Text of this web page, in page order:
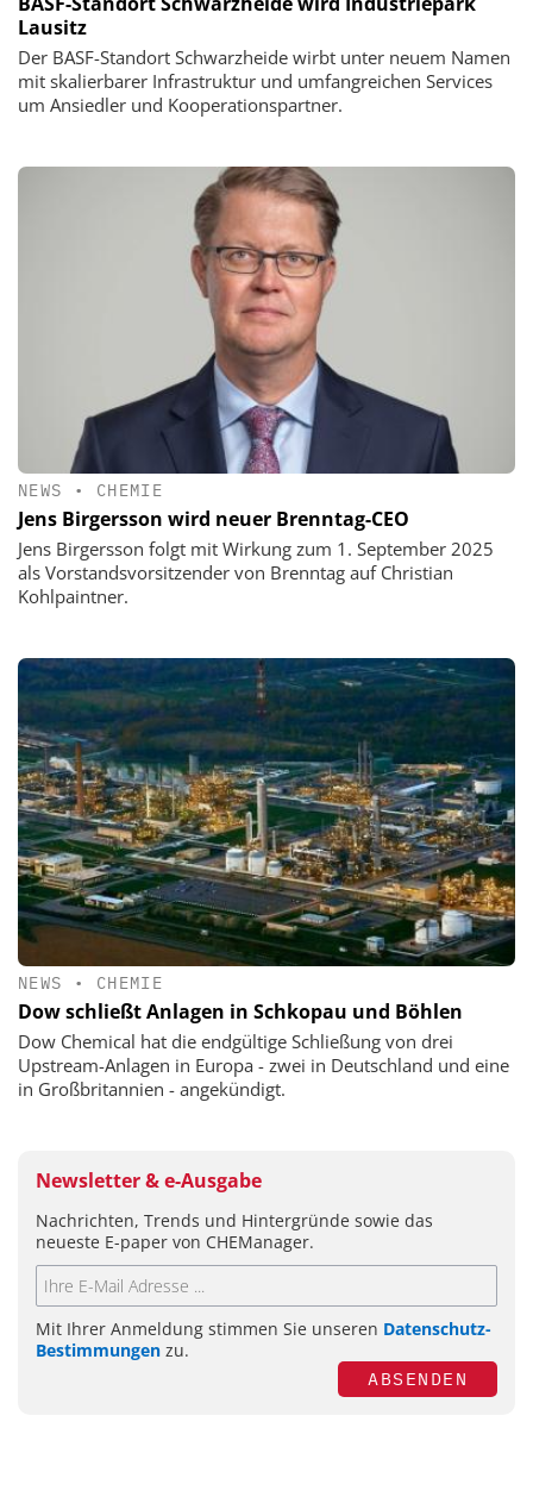
Lausitz
Der BASF-Standort Schwarzheide wirbt unter neuem Namen
mit skalierbarer Infrastruktur und umfangreichen Services
um Ansiedler und Kooperationspartner.
NEWS • CHEMIE
Jens Birgersson wird neuer Brenntag-CEO
Jens Birgersson folgt mit Wirkung zum 1. September 2025
als Vorstandsvorsitzender von Brenntag auf Christian
Kohlpaintner.
NEWS • CHEMIE
Dow schließt Anlagen in Schkopau und Böhlen
Dow Chemical hat die endgültige Schließung von drei
Upstream-Anlagen in Europa - zwei in Deutschland und eine
in Großbritannien - angekündigt.
Newsletter & e-Ausgabe
Nachrichten, Trends und Hintergründe sowie das
neueste E-paper von CHEManager.
Mit Ihrer Anmeldung stimmen Sie unseren Datenschutz-
Bestimmungen zu.
ABSENDEN